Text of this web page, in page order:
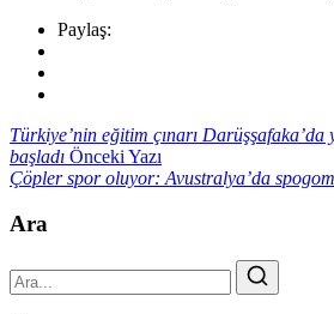
Paylaş:
Türkiye’nin eğitim çınarı Darüşşafaka’da
başladı Önceki Yazı
Çöpler spor oluyor: Avustralya’da
Ara